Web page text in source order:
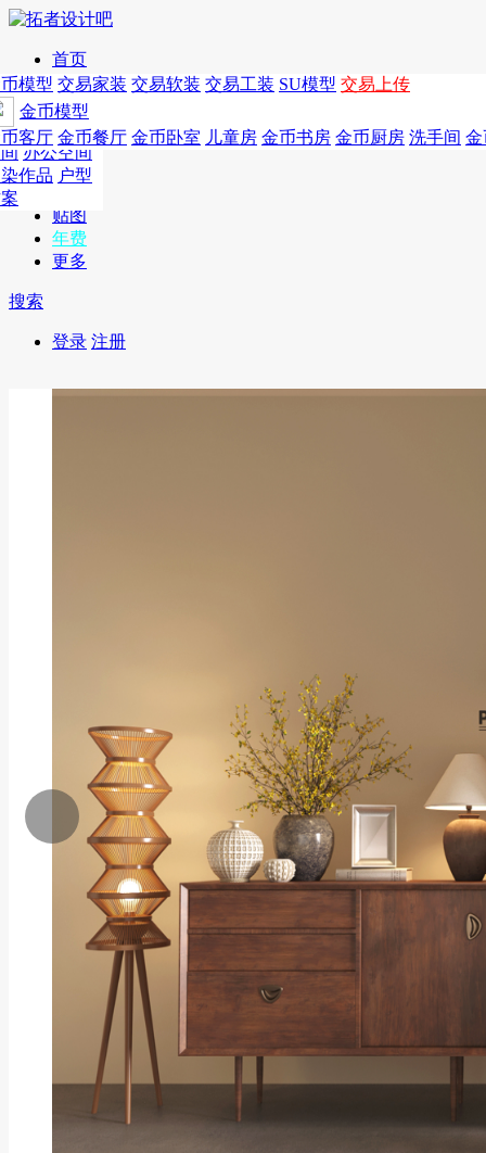
首页
发现
年费 作品 图纸 交易 软装 工装 SU模 金币
年费版块
费图纸 年费户型 年费高清 年费视频 年费模型 年费精选
作品
别墅 国外
酒店设计
设计 商业
办公空间
作品 户型
模型
模型 交易家装 交易软装 交易工装 SU模型 交易上传
金币模型
客厅 金币餐厅 金币卧室 儿童房 金币书房 金币厨房 洗手间 金
CAD
概念
贴图
年费
更多
搜索
登录 注册